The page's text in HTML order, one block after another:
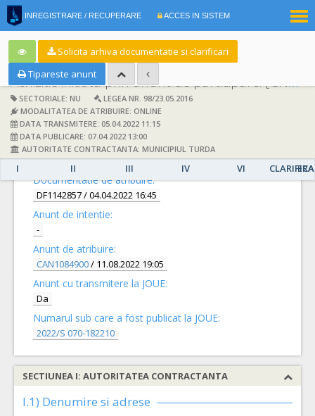
INREGISTRARE / RECUPERARE ACCES IN SISTEM
Solicita arhiva documentatie si clarificari
Tipareste anunt
Achizitie initiata prin anunt de participare:[CN1041202] -
SECTORIALE: NU
LEGEA NR. 98/23.05.2016
MODALITATEA DE ATRIBUIRE: ONLINE
DATA TRANSMITERE: 05.04.2022 11:15
DATA PUBLICARE: 07.04.2022 13:00
AUTORITATE CONTRACTANTA: MUNICIPIUL TURDA
I II III IV VI
DETALII
Documentatie de atribuire:
DF1142857/ 04.04.2022 16:45
Anunt de intentie:
-
Anunt de atribuire:
CAN1084900/ 11.08.2022 19:05
Anunt cu transmitere la JOUE:
Da
Numarul sub care a fost publicat la JOUE:
2022/S 070-182210
SECTIUNEA I: AUTORITATEA CONTRACTANTA
I.1) Denumire si adrese